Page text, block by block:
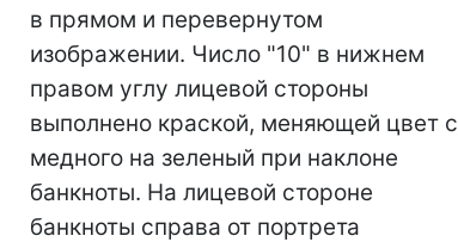
в прямом и перевернутом
изображении. Число "10" в нижнем
правом углу лицевой стороны
выполнено краской, меняющей цвет с
медного на зеленый при наклоне
банкноты. На лицевой стороне
банкноты справа от портрета